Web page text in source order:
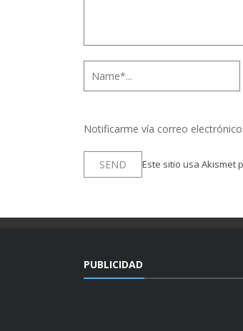
Notificarme vía correo
Este sitio usa Akismet
PUBLICIDAD